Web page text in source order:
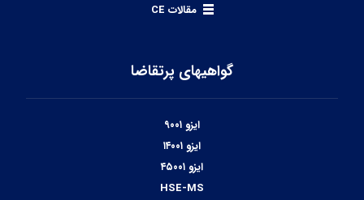
مقالات CE
گواهیهای پرتقاضا
ایزو ۹۰۰۱
ایزو ۱۴۰۰۱
ایزو ۴۵۰۰۱
HSE-MS